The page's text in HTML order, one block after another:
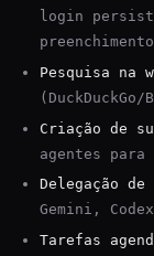
login
Pesquisa na
Criação de
agentes para
Delegação de
Gemini,
Tarefas